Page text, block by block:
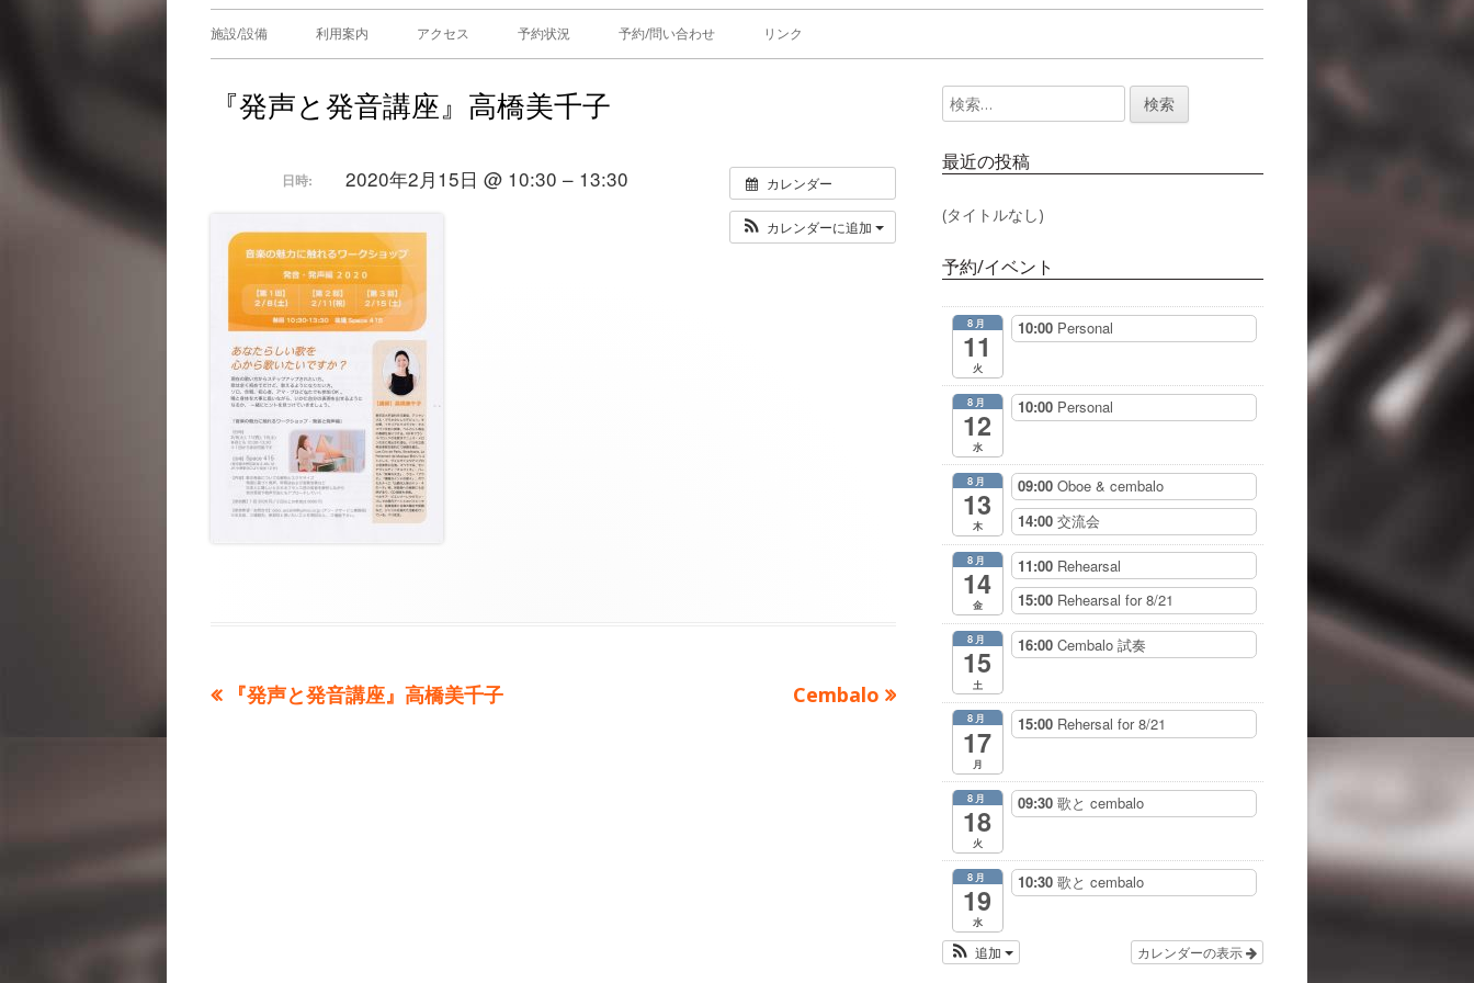
メ
ー
施設/設備 利用案内 アクセス 予約状況 予約/問い合わせ リンク
『発声と発音講座』高橋美千子
カレンダー
カレンダーに追加
日時: 2020年2月15日 @ 10:30 – 13:30
投
前
『発声と発音講座』高橋美千子
次
Cembalo
メ
イ
ン
サ
イ
ド
バ
検
索:
最近の投稿
(タイトルなし)
予約/イベント
8月
11
火
10:00 Personal
8月
12
水
10:00 Personal
8月
13
木
09:00 Oboe & cembalo
14:00 交流会
8月
14
金
11:00 Rehearsal
15:00 Rehearsal for 8/21
8月
15
土
16:00 Cembalo 試奏
8月
17
月
15:00 Rehersal for 8/21
8月
18
火
09:30 歌と cembalo
8月
19
水
10:30 歌と cembalo
カレンダーの表示
追加